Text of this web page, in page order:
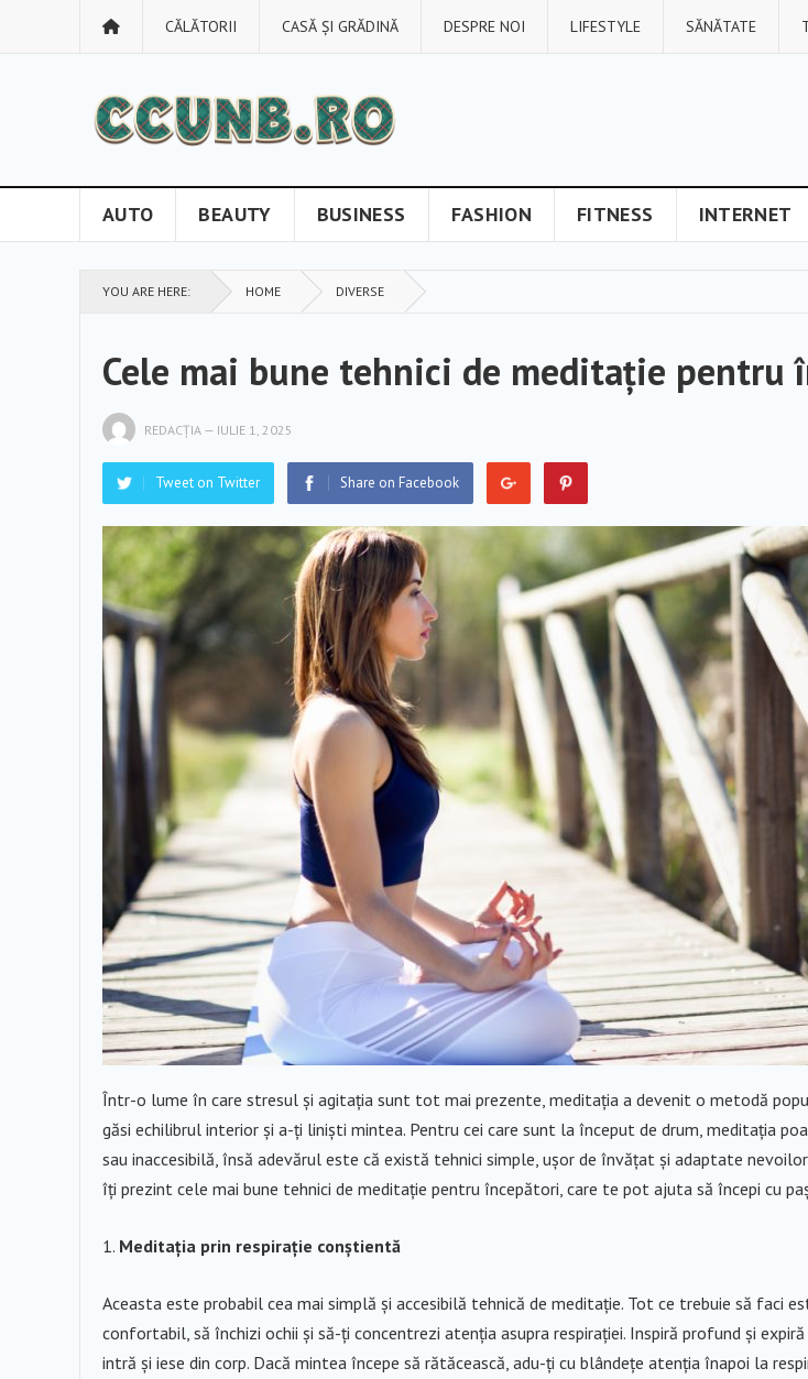
CĂLĂTORII CASĂ ȘI GRĂDINĂ DESPRE NOI LIFESTYLE SĂNĂTATE
AUTO BEAUTY BUSINESS FASHION FITNESS INTERNET
YOU ARE HERE: HOME DIVERSE
Cele mai bune tehnici de meditație pentru
REDACȚIA — IULIE 1, 2025
Tweet on Twitter Share on Facebook
Într-o lume în care stresul și agitația sunt tot mai prezente, meditația a devenit o metodă
găsi echilibrul interior și a-ți liniști mintea. Pentru cei care sunt la început de drum, meditația
sau inaccesibilă, însă adevărul este că există tehnici simple, ușor de învățat și adaptate
îți prezint cele mai bune tehnici de meditație pentru începători, care te pot ajuta să începi cu
Meditația prin respirație conștientă
Aceasta este probabil cea mai simplă și accesibilă tehnică de meditație. Tot ce trebuie să faci
confortabil, să închizi ochii și să-ți concentrezi atenția asupra respirației. Inspiră profund și
intră și iese din corp. Dacă mintea începe să rătăcească, adu-ți cu blândețe atenția înapoi la